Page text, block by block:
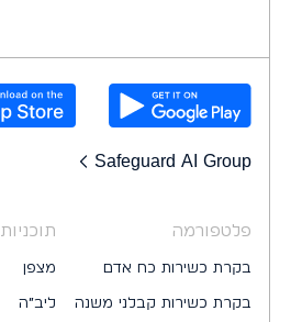
Safeguard AI Group
פלטפורמה
בקרת כשירות כח אדם
בקרת כשירות קבלני משנה
תוכניות
מצפן
ליב״ה